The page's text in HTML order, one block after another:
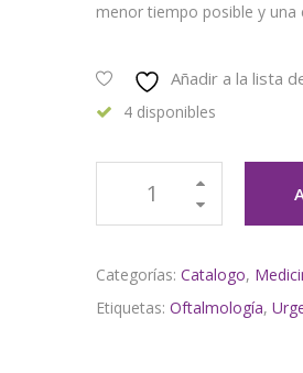
menor tiempo posible y
Añadir a la lista
4 disponibles
Categorías: Catalogo,
Etiquetas: Oftalmología,